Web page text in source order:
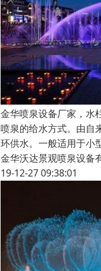
金华喷泉设备厂家，水
喷泉的给水方式。由自
环供水。一般适用于小
金华沃达景观喷泉设备
19-12-27 09:38:01